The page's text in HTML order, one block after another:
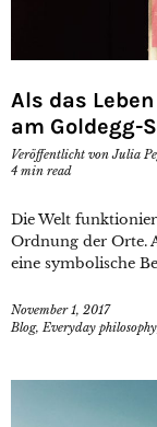
Als das
am Goldegg-
Veröffentlicht vonJulia
4 min read
Die Welt
Ordnung der Orte.
eine symbolische
November 1, 2017
Blog, Everyday philosophy